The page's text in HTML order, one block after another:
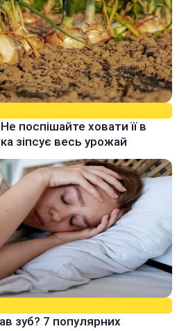
поспішайте ховати її в
зіпсує весь урожай
зуб? 7 популярних